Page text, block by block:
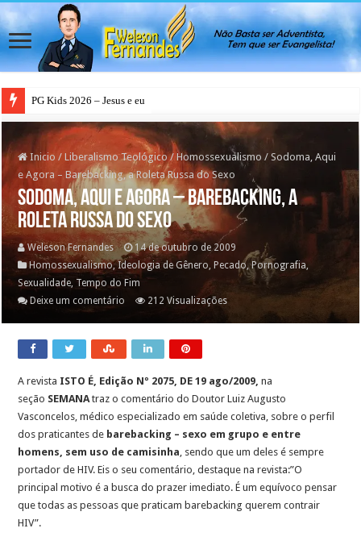
PG Teens 2026 – A Luz do Mundo
Inicio / Liberalismo Teológico / Homossexualismo / Sodoma, Aqui
e Agora – Barebacking, a Roleta Russa do Sexo
Sodoma, Aqui e Agora – Barebacking, a
Roleta Russa do Sexo
Weleson Fernandes
14 de outubro de 2009
Homossexualismo,Ideologia de Gênero ,Pecado,Pornografia
Sexualidade Tempo do Fim
Deixe um comentário
212 Visualizações
A revista ISTO É, Edição Nº 2075, DE 19 ago/2009,na
seção SEMANA traz o comentário do Doutor Luiz Augusto
Vasconcelos, médico especializado em saúde coletiva, sobre o perfil
dos praticantes de barebacking – sexo em grupo e entre
homens, sem uso de camisinha , sendo que um deles é sempre
portador de HIV. Eis o seu comentário, destaque na revista:”O
principal motivo é a busca do prazer imediato. É um equívoco pensar
que todas as pessoas que praticam barebacking querem contrair
HIV”.